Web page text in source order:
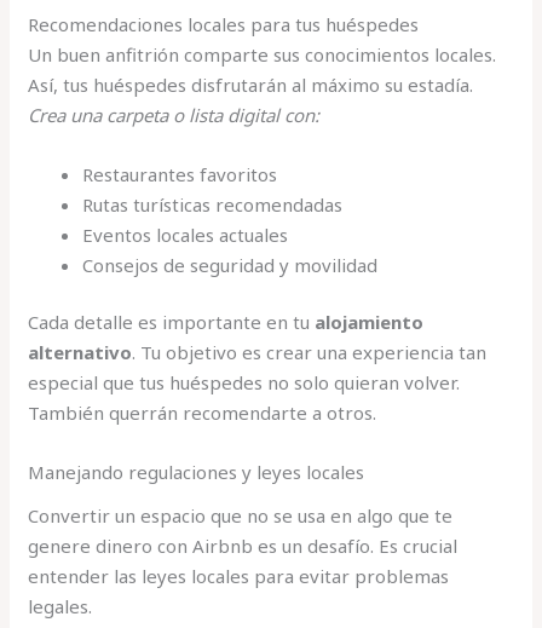
Recomendaciones locales para tus huéspedes
Un buen anfitrión comparte sus conocimientos locales.
Así, tus huéspedes disfrutarán al máximo su estadía.
Crea una carpeta o lista digital con:
Restaurantes favoritos
Rutas turísticas recomendadas
Eventos locales actuales
Consejos de seguridad y movilidad
Cada detalle es importante en tu alojamiento
alternativo. Tu objetivo es crear una experiencia tan
especial que tus huéspedes no solo quieran volver.
También querrán recomendarte a otros.
Manejando regulaciones y leyes locales
Convertir un espacio que no se usa en algo que te
genere dinero con Airbnb es un desafío. Es crucial
entender las leyes locales para evitar problemas
legales.